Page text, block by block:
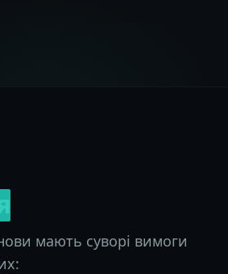
мають суворі вимоги